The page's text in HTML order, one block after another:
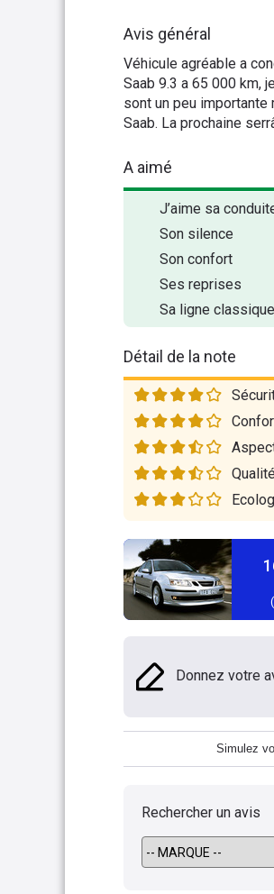
Avis général
Véhicule agréable a
Saab 9.3 a 65 000 km,
sont un peu
Saab. La prochaine
A aimé
J’aime sa
Son silence
Son confort
Ses reprises
Sa ligne
Détail de la note
(
Donnez votre
Simulez
Rechercher un avis